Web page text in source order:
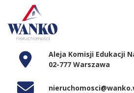
Aleja Komisji Edukacji
02-777 Warszawa